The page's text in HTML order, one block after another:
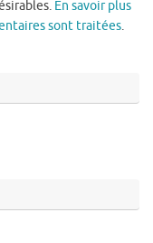
En savoir plus
sont traitées.